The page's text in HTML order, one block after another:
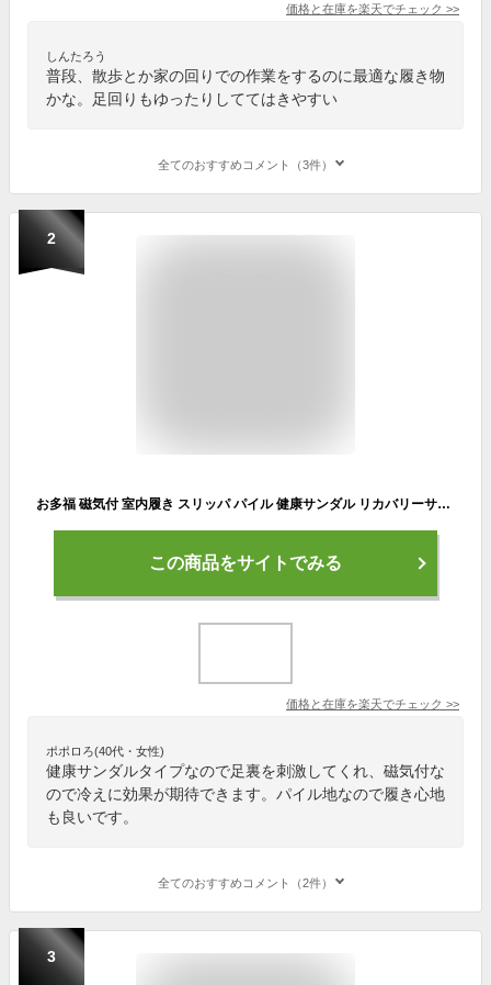
価格と在庫を楽天でチェック >>
しんたろう
普段、散歩とか家の回りでの作業をするのに最適な履き物
かな。足回りもゆったりしててはきやすい
全てのおすすめコメント（3件）
2
お多福 磁気付 室内履き スリッパ パイル 健康サンダル リカバリーサンダル 昭和レトロ ロングセラー 定番品
この商品をサイトでみる
価格と在庫を楽天でチェック >>
ポポロろ(40代・女性)
健康サンダルタイプなので足裏を刺激してくれ、磁気付な
ので冷えに効果が期待できます。パイル地なので履き心地
も良いです。
全てのおすすめコメント（2件）
3